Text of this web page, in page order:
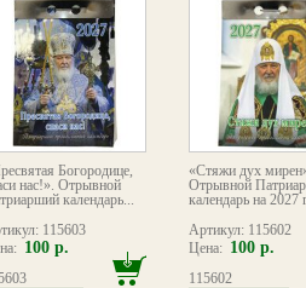
Богородице,
нас!». Отрывной
календарь...
115603
100 р.
«Стяжи дух
Отрывной
календарь на 2027
Артикул: 115602
Цена: 100 р.
115602